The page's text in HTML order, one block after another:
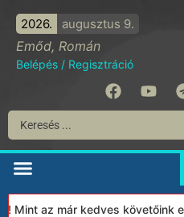
2026. augusztus 9.
Emőd, Román
Belépés / Regisztráció
az már kedves követőink